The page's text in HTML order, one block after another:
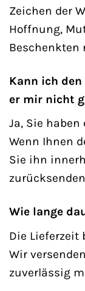
Zeichen der
Hoffnung,
Beschenkten
Kann ich
er mir nicht
Ja, Sie haben
Wenn Ihnen
Sie ihn
Wie lange
Die Lieferzeit
Wir
zuverlässig